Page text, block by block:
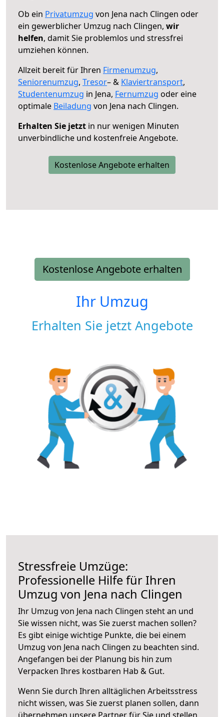
Ob ein Privatumzug von Jena nach Clingen oder
ein gewerblicher Umzug nach Clingen, wir
helfen, damit Sie problemlos und stressfrei
umziehen können.
Allzeit bereit für Ihren Firmenumzug,
Seniorenumzug, Tresor– & Klaviertransport,
Studentenumzug in Jena, Fernumzug oder eine
optimale Beiladung von Jena nach Clingen.
Erhalten Sie jetzt in nur wenigen Minuten
unverbindliche und kostenfreie Angebote.
Kostenlose Angebote erhalten
Kostenlose Angebote erhalten
Ihr Umzug
Erhalten Sie jetzt Angebote
Stressfreie Umzüge:
Professionelle Hilfe für Ihren
Umzug von Jena nach Clingen
Ihr Umzug von Jena nach Clingen steht an und
Sie wissen nicht, was Sie zuerst machen sollen?
Es gibt einige wichtige Punkte, die bei einem
Umzug von Jena nach Clingen zu beachten sind.
Angefangen bei der Planung bis hin zum
Verpacken Ihres kostbaren Hab & Gut.
Wenn Sie durch Ihren alltäglichen Arbeitsstress
nicht wissen, was Sie zuerst planen sollen, dann